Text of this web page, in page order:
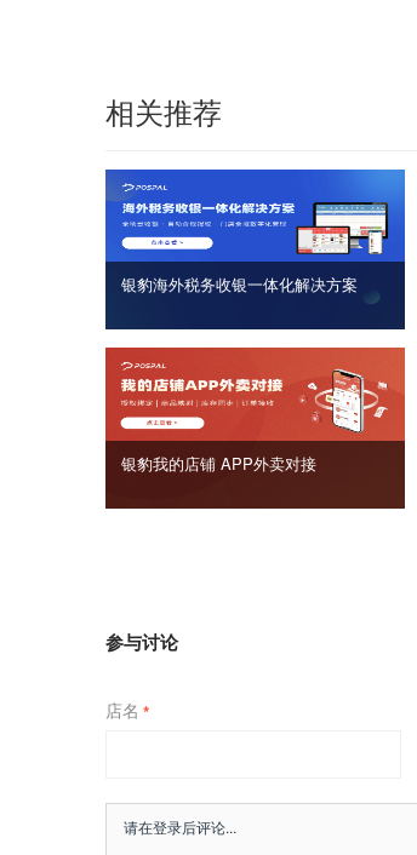
相关推荐
银豹海外税务收银一体化解决方案
银豹我的店铺 APP外卖对接
参与讨论
店名 *